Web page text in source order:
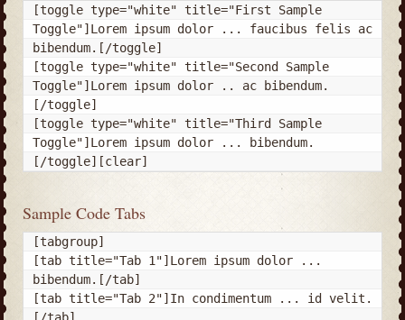
[toggle type="white" title="First Sample
Toggle"]Lorem ipsum dolor ... faucibus felis ac
bibendum.[/toggle]
[toggle type="white" title="Second Sample
Toggle"]Lorem ipsum dolor .. ac bibendum.
[/toggle]
[toggle type="white" title="Third Sample
Toggle"]Lorem ipsum dolor ... bibendum.
[/toggle][clear]
Sample Code Tabs
[tabgroup]
[tab title="Tab 1"]Lorem ipsum dolor ...
bibendum.[/tab]
[tab title="Tab 2"]In condimentum ... id velit.